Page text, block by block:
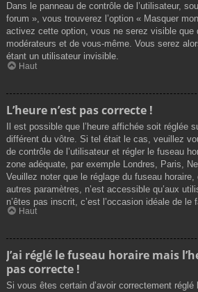
Dans le panneau de contrôle de l’utilisateur,
forum », vous trouverez l’option « Masquer
activez cette option, vous ne serez visible que
modérateurs et de vous-même. Vous serez
étant un utilisateur invisible.
Haut
L’heure n’est pas correcte !
Il est possible que l’heure affichée soit réglée
différent du vôtre. Si tel était le cas, veuillez
de contrôle de l’utilisateur et régler le fuseau
zone adéquate, par exemple Londres, Paris,
Veuillez noter que le réglage du fuseau
autres paramètres, n’est accessible qu’aux
n’êtes pas inscrit, c’est l’occasion idéale de le
Haut
J’ai réglé le fuseau horaire mais
pas correcte !
Si vous êtes certain d’avoir correctement